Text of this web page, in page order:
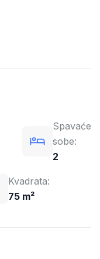
Spavaće
sobe:
2
Kvadrata:
75 m²